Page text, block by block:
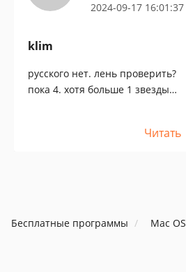
2024-09-17 16:01:37
klim
русского нет. лень проверить?
пока 4. хотя больше 1 звезды
Читать
Бесплатные программы Mac OS